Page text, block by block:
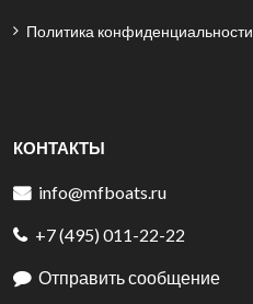
Политика конфиденциальности
КОНТАКТЫ
info@mfboats.ru
+7 (495) 011-22-22
Отправить сообщение